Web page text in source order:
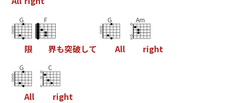
G
限
F
界も突破して
G
All
Am
right
G
All
C
right